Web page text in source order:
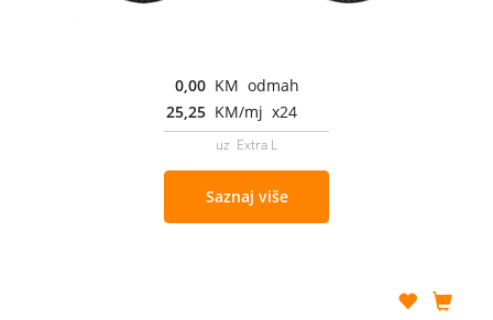
0,00 KM odmah
25,25 KM/mj x24
uz Extra L
Saznaj više